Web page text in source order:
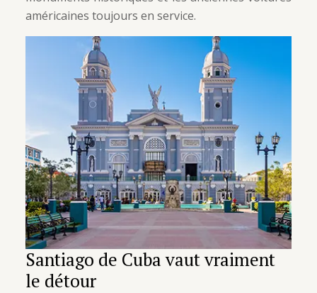
américaines toujours en service.
Santiago de Cuba vaut vraiment
le détour